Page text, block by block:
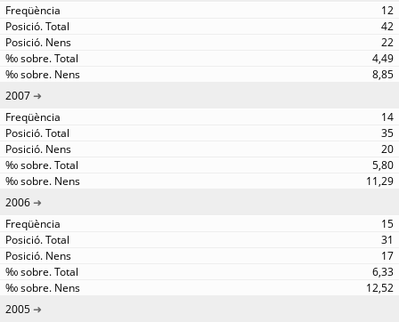
12
42
22
4,49
8,85
2007
14
35
20
5,80
11,29
2006
15
31
17
6,33
12,52
2005